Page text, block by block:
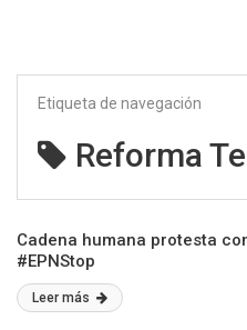
Etiqueta de navegación
Reforma
Cadena humana protesta
#EPNStop
Leer más